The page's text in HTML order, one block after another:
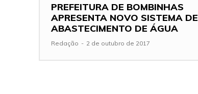
PREFEITURA DE BOMBINHAS
APRESENTA NOVO SISTEMA DE
ABASTECIMENTO DE ÁGUA
Redação - 2 de outubro de 2017